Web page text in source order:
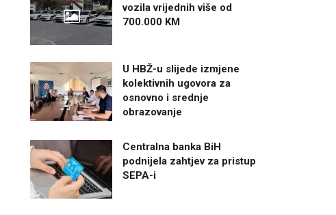
vozila vrijednih više od
700.000 KM
U HBŽ-u slijede izmjene
kolektivnih ugovora za
osnovno i srednje
obrazovanje
Centralna banka BiH
podnijela zahtjev za pristup
SEPA-i